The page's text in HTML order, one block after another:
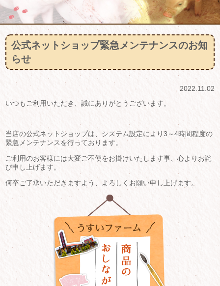
公式ネットショップ緊急メンテナンスのお知
らせ
2022.11.02
いつもご利用いただき、誠にありがとうございます。
当店の公式ネットショップは、システム設定により3～4時間程度の
緊急メンテナンスを行っております。
ご利用のお客様には大変ご不便をお掛けいたします事、心よりお詫
び申し上げます。
何卒ご了承いただきますよう、よろしくお願い申し上げます。